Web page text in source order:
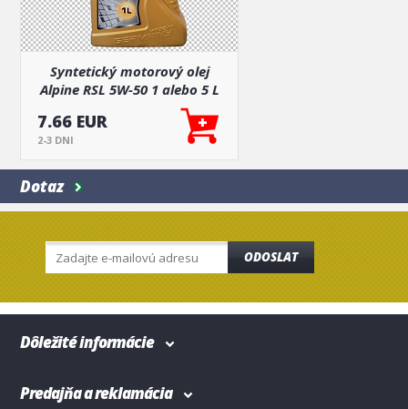
Syntetický motorový olej
Alpine RSL 5W-50 1 alebo 5 L
7.66 EUR
2-3 DNI
Dotaz
ODOSLAT
Dôležité informácie
Predajňa a reklamácia